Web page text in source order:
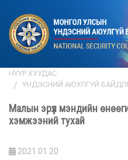
НҮҮР ХУУДАС
ҮНДЭСНИЙ АЮУЛГҮЙ
Малын эрүүл мэндийн
хэмжээний тухай
2021.01.20